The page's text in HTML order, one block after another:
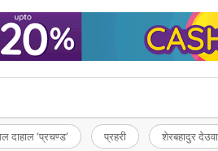
दाहाल ‘प्रचण्ड’ प्रहरी शेरबहादुर देउवा